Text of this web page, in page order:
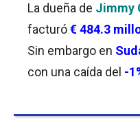
La dueña de Jimmy
facturó€ 484.3
Sin embargo en
con una caída del -